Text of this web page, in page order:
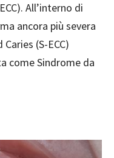
All’interno di
ancora più severa
(S-ECC)
come Sindrome da